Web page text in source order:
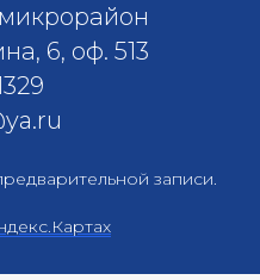
6, оф. 513
записи.